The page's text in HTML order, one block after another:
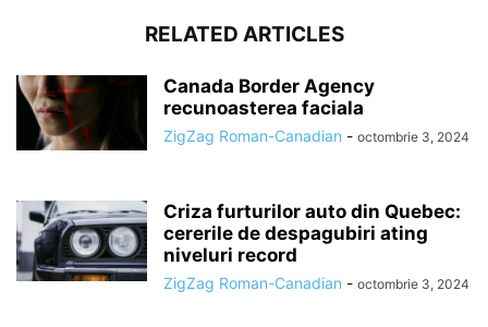
RELATED ARTICLES
Canada Border Agency
recunoasterea faciala
ZigZag Roman-Canadian - octombrie 3, 2024
Criza furturilor auto din Quebec:
cererile de despagubiri ating
niveluri record
ZigZag Roman-Canadian - octombrie 3, 2024